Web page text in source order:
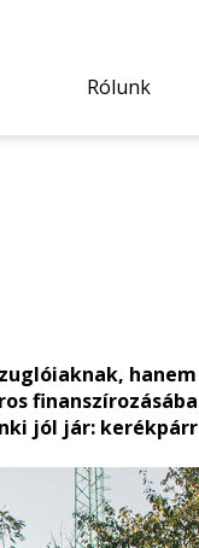
Rólunk
hanem
jól jár: